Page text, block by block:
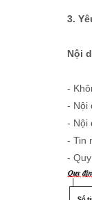
3.
Nội
-
- Nội
- Nội
- Tin
-